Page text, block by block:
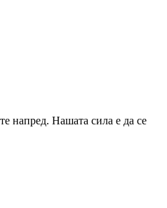
напред. Нашата сила е да се